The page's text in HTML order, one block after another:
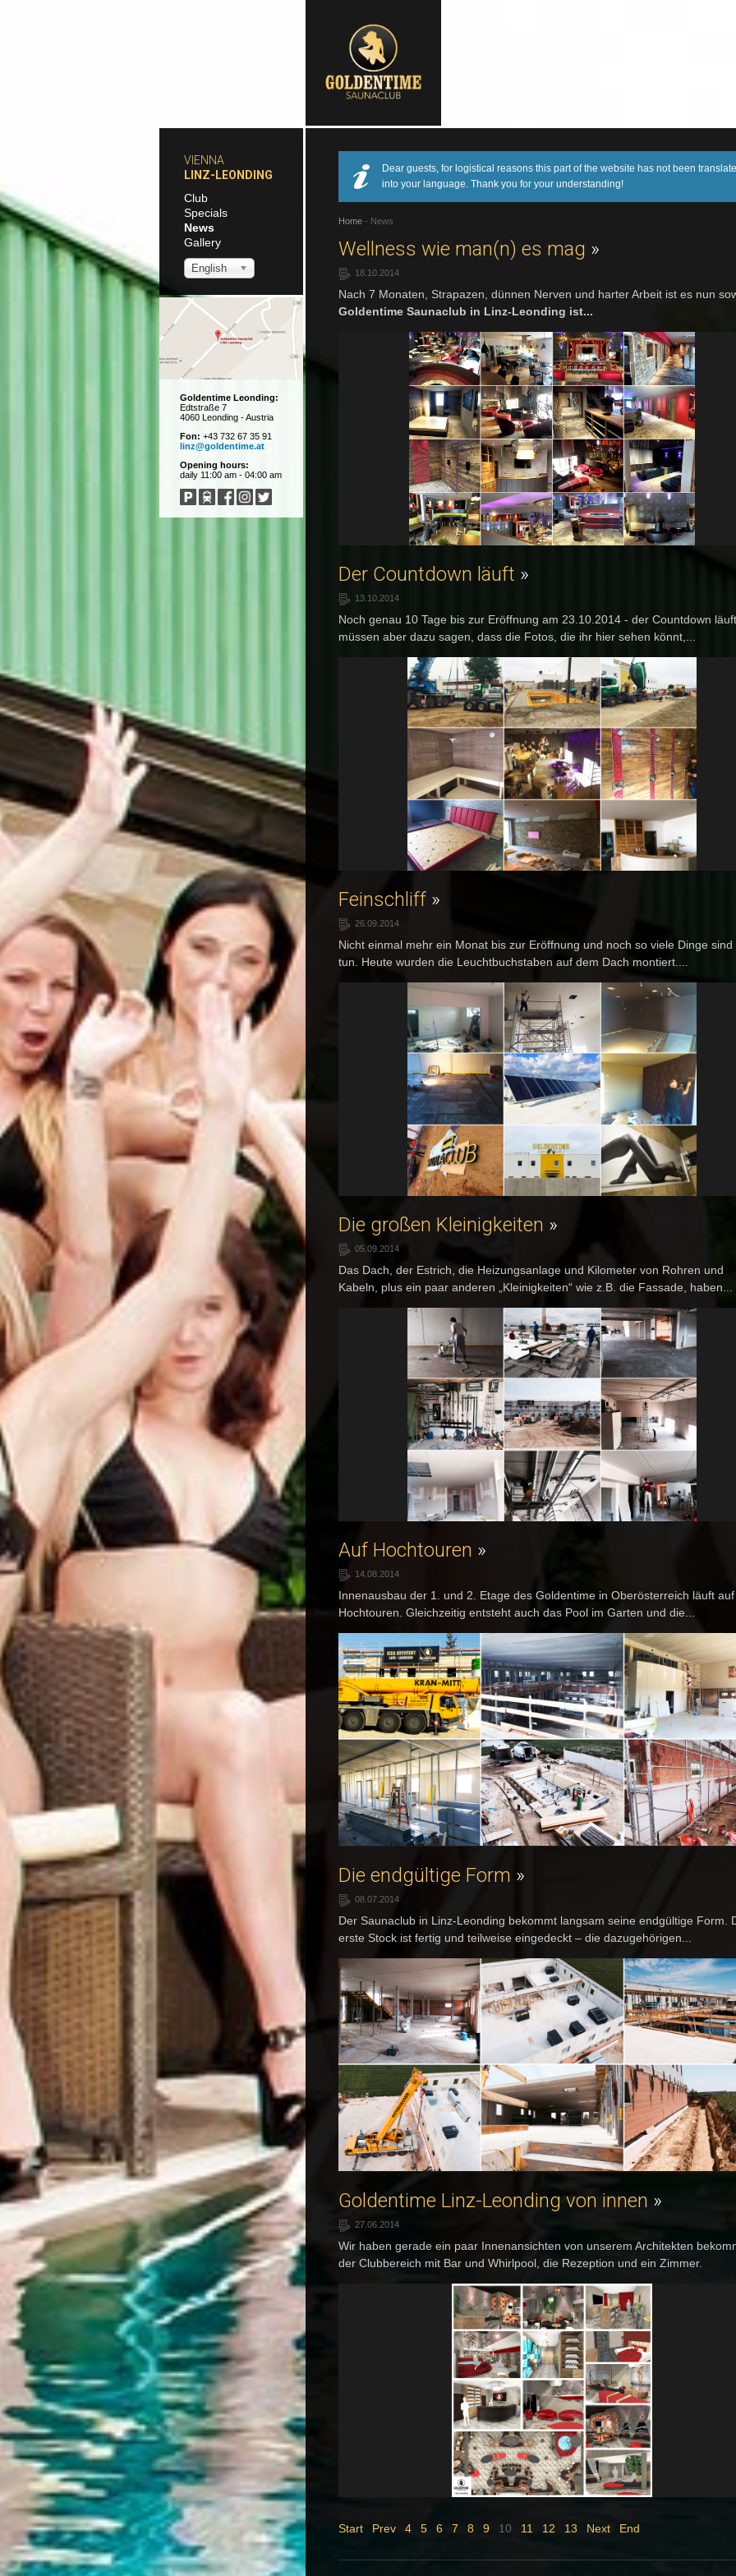
VIENNA
LINZ-LEONDING
Club
Specials
News
Gallery
English
Goldentime Leonding:
Edtstraße 7
4060 Leonding - Austria
Fon: +43 732 67 35 91
linz@goldentime.at
Opening hours:
daily 11:00 am - 04:00 am
Dear guests, for logistical reasons this part of the website has not been
into your language. Thank you for your understanding!
Home - News
Wellness wie man(n) es mag »
18.10.2014
Nach 7 Monaten, Strapazen, dünnen Nerven und harter Arbeit ist es nun
Goldentime Saunaclub in Linz-Leonding ist...
Der Countdown läuft »
13.10.2014
Noch genau 10 Tage bis zur Eröffnung am 23.10.2014 - der Countdown
müssen aber dazu sagen, dass die Fotos, die ihr hier sehen könnt,...
Feinschliff »
26.09.2014
Nicht einmal mehr ein Monat bis zur Eröffnung und noch so viele Dinge sind
tun. Heute wurden die Leuchtbuchstaben auf dem Dach montiert....
Die großen Kleinigkeiten »
05.09.2014
Das Dach, der Estrich, die Heizungsanlage und Kilometer von Rohren und
Kabeln, plus ein paar anderen „Kleinigkeiten“ wie z.B. die Fassade, haben...
Auf Hochtouren »
14.08.2014
Innenausbau der 1. und 2. Etage des Goldentime in Oberösterreich läuft auf
Hochtouren. Gleichzeitig entsteht auch das Pool im Garten und die...
Die endgültige Form »
08.07.2014
Der Saunaclub in Linz-Leonding bekommt langsam seine endgültige Form.
erste Stock ist fertig und teilweise eingedeckt – die dazugehörigen...
Goldentime Linz-Leonding von innen »
27.06.2014
Wir haben gerade ein paar Innenansichten von unserem Architekten
der Clubbereich mit Bar und Whirlpool, die Rezeption und ein Zimmer.
Start Prev 4 5 6 7 8 9 10 11 12 13 Next End